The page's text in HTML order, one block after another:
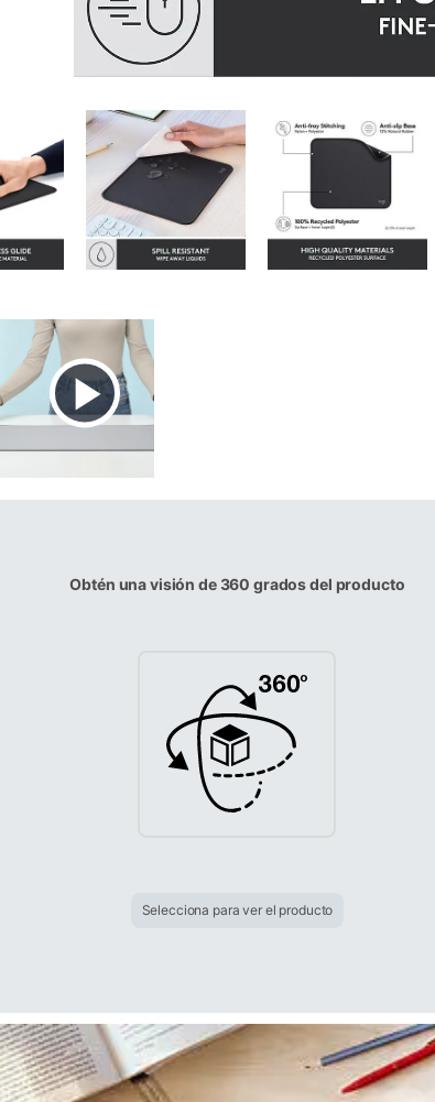
Obtén una visión de 360 grados del producto
Selecciona para ver el producto